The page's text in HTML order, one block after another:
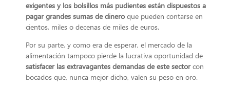
exigentes y los bolsillos más pudientes están dispuestos a
pagar grandes sumas de dinero que pueden contarse en
cientos, miles o decenas de miles de euros.
Por su parte, y como era de esperar, el mercado de la
alimentación tampoco pierde la lucrativa oportunidad de
satisfacer las extravagantes demandas de este sectorcon
bocados que, nunca mejor dicho, valen su peso en oro.